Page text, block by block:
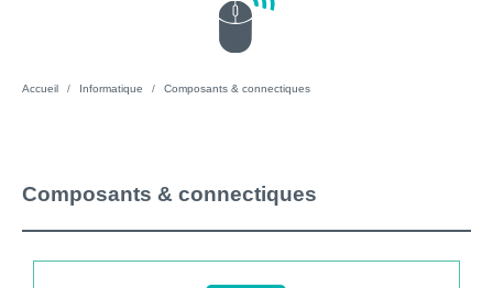
Accueil Informatique Composants & connectiques
Composants & connectiques